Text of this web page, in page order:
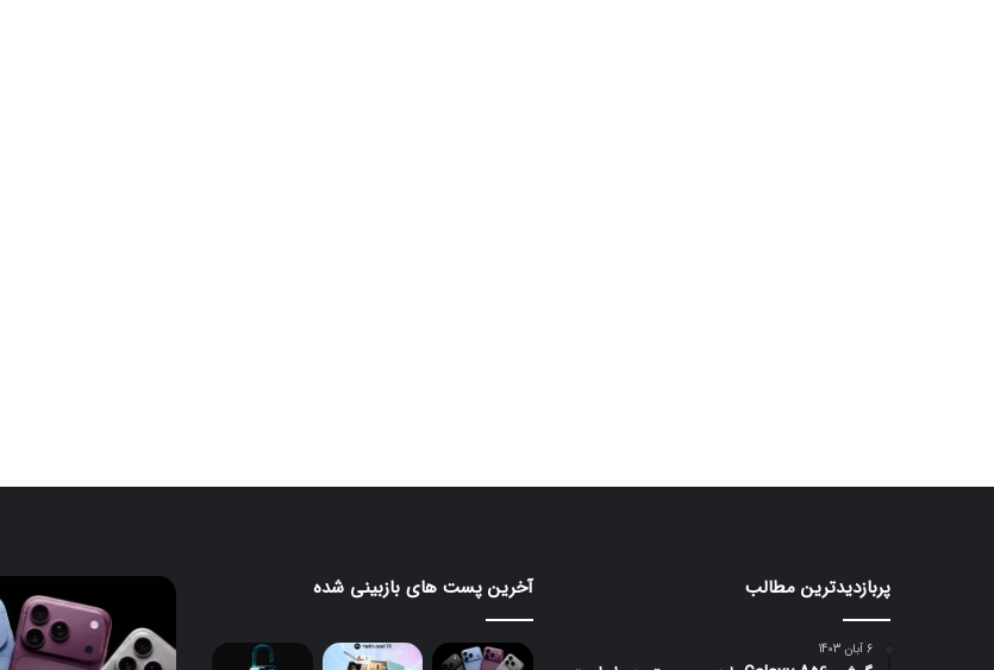
پربازدیدترین مطالب
6 آبان 1403
آخرین پست های بازبینی شده
مانیتور
هرتزی
تبلت
Moto
Pad
70
آیفون
پرو
و